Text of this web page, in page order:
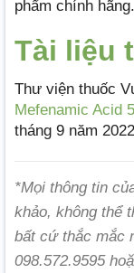
phẩm chính hãng.
Tài liệu
Thư viện thuốc
Mefenamic Acid
tháng 9 năm
*Mọi thông tin
khảo, không thể
bất cứ thắc mắc
098.572.9595